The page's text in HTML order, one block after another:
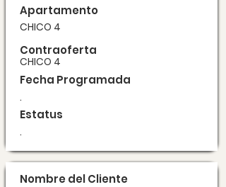
Apartamento
CHICO 4
Contraoferta
CHICO 4
Fecha Programada
.
Estatus
.
Nombre del Cliente